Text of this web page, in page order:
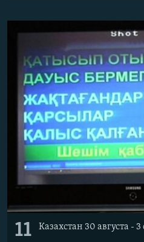
11 Казахстан 30 августа -